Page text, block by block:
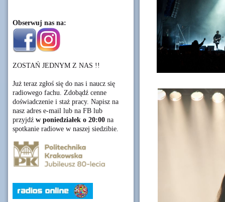
Obserwuj nas na:
ZOSTAŃ JEDNYM Z NAS !!
Już teraz zgłoś się do nas i naucz się
radiowego fachu. Zdobądź cenne
doświadczenie i staż pracy. Napisz na
nasz adres e-mail lub na FB lub
przyjdź w poniedziałek o 20:00 na
spotkanie radiowe w naszej siedzibie.